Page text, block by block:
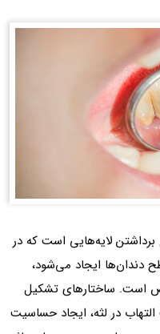
برداشتن لایه‌هایی است که در
دندان‌ها ایجاد می‌شود،
است. ساختارهای تشکیل
در لثه، ایجاد حساسیت